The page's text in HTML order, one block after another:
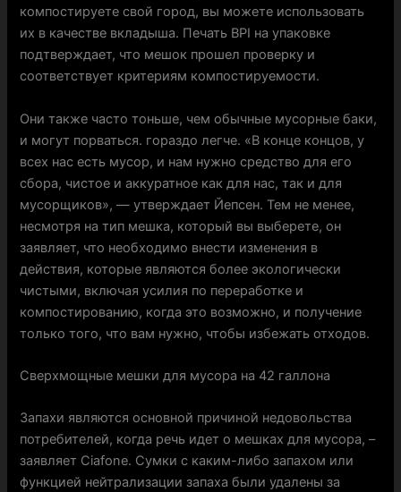
компостируете свой город, вы можете использовать
их в качестве вкладыша. Печать BPI на упаковке
подтверждает, что мешок прошел проверку и
соответствует критериям компостируемости.
Они также часто тоньше, чем обычные мусорные баки,
и могут порваться. гораздо легче. «В конце концов, у
всех нас есть мусор, и нам нужно средство для его
сбора, чистое и аккуратное как для нас, так и для
мусорщиков», — утверждает Йепсен. Тем не менее,
несмотря на тип мешка, который вы выберете, он
заявляет, что необходимо внести изменения в
действия, которые являются более экологически
чистыми, включая усилия по переработке и
компостированию, когда это возможно, и получение
только того, что вам нужно, чтобы избежать отходов.
Сверхмощные мешки для мусора на 42 галлона
Запахи являются основной причиной недовольства
потребителей, когда речь идет о мешках для мусора, –
заявляет Ciafone. Сумки с каким-либо запахом или
функцией нейтрализации запаха были удалены за